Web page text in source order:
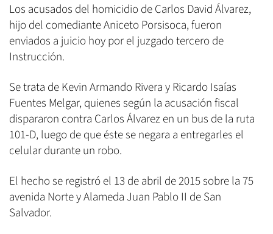
Los acusados del homicidio de Carlos David Álvarez,
hijo del comediante Aniceto Porsisoca, fueron
enviados a juicio hoy por el juzgado tercero de
Instrucción.
Se trata de Kevin Armando Rivera y Ricardo Isaías
Fuentes Melgar, quienes según la acusación fiscal
dispararon contra Carlos Álvarez en un bus de la ruta
101-D, luego de que éste se negara a entregarles el
celular durante un robo.
El hecho se registró el 13 de abril de 2015 sobre la 75
avenida Norte y Alameda Juan Pablo II de San
Salvador.